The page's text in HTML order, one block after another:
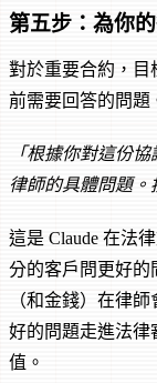
第五步：為你
對於重要合約，
前需要回答的問題
「根據你對這份
律師的具體問題。
這是 Claude 在法
分的客戶問更好的
（和金錢）在律
好的問題走進法律
值。